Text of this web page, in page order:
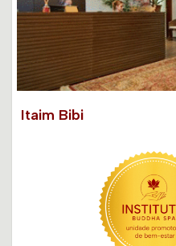
Itaim Bibi